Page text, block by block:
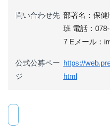
問い合わせ先 部署名：保
班 電話：
7 Eメール：
公式公募ペー
ジ
https://
html